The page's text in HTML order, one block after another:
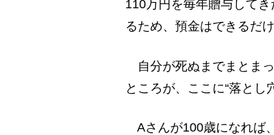
110万円を毎年贈与して
るため、預金はできるだ
自分が死ぬまでまとまっ
ところが、ここに“落とし
Aさんが100歳になれば